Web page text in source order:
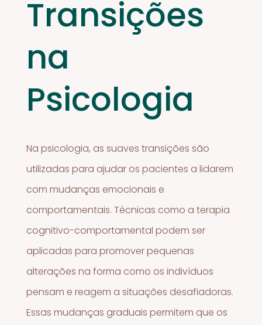
Transições
na
Psicologia
Na psicologia, as suaves transições são
utilizadas para ajudar os pacientes a lidarem
com mudanças emocionais e
comportamentais. Técnicas como a terapia
cognitivo-comportamental podem ser
aplicadas para promover pequenas
alterações na forma como os indivíduos
pensam e reagem a situações desafiadoras.
Essas mudanças graduais permitem que os